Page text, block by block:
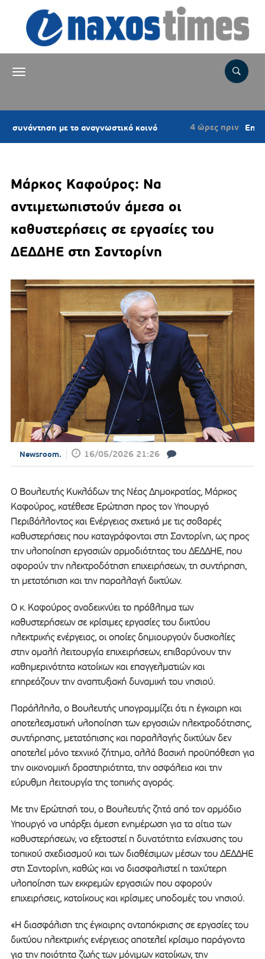
με το αναγνωστικό κοινό 4 ώρες πριν Επιτροπή
Μάρκος Καφούρος: Να
αντιμετωπιστούν άμεσα οι
καθυστερήσεις σε εργασίες του
ΔΕΔΔΗΕ στη Σαντορίνη
Newsroom. 16/05/2026 21:26
Ο Βουλευτής Κυκλάδων της Νέας Δημοκρατίας, Μάρκος
Καφούρος, κατέθεσε Ερώτηση προς τον Υπουργό
Περιβάλλοντος και Ενέργειας σχετικά με τις σοβαρές
καθυστερήσεις που καταγράφονται στη Σαντορίνη, ως προς
την υλοποίηση εργασιών αρμοδιότητας του ΔΕΔΔΗΕ, που
αφορούν την ηλεκτροδότηση επιχειρήσεων, τη συντήρηση,
τη μετατόπιση και την παραλλαγή δικτύων.
Ο κ. Καφούρος αναδεικνύει το πρόβλημα των
καθυστερήσεων σε κρίσιμες εργασίες του δικτύου
ηλεκτρικής ενέργειας, οι οποίες δημιουργούν δυσκολίες
στην ομαλή λειτουργία επιχειρήσεων, επιβαρύνουν την
καθημερινότητα κατοίκων και επαγγελματιών και
επηρεάζουν την αναπτυξιακή δυναμική του νησιού.
Παράλληλα, ο Βουλευτής υπογραμμίζει ότι η έγκαιρη και
αποτελεσματική υλοποίηση των εργασιών ηλεκτροδότησης,
συντήρησης, μετατόπισης και παραλλαγής δικτύων δεν
αποτελεί μόνο τεχνικό ζήτημα, αλλά βασική προϋπόθεση για
την οικονομική δραστηριότητα, την ασφάλεια και την
εύρυθμη λειτουργία της τοπικής αγοράς.
Με την Ερώτησή του, ο Βουλευτής ζητά από τον αρμόδιο
Υπουργό να υπάρξει άμεση ενημέρωση για τα αίτια των
καθυστερήσεων, να εξεταστεί η δυνατότητα ενίσχυσης του
τοπικού σχεδιασμού και των διαθέσιμων μέσων του ΔΕΔΔΗΕ
στη Σαντορίνη, καθώς και να διασφαλιστεί η ταχύτερη
υλοποίηση των εκκρεμών εργασιών που αφορούν
επιχειρήσεις, κατοίκους και κρίσιμες υποδομές του νησιού.
«Η διασφάλιση της έγκαιρης ανταπόκρισης σε εργασίες του
δικτύου ηλεκτρικής ενέργειας αποτελεί κρίσιμο παράγοντα
για την ποιότητα ζωής των μόνιμων κατοίκων, την